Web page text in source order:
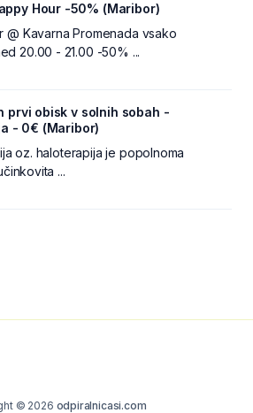
Hour -50% (Maribor)
@ Kavarna Promenada vsako
20.00 - 21.00 -50% ...
prvi obisk v solnih sobah -
- 0€ (Maribor)
oz. haloterapija je popolnoma
...
© 2026 odpiralnicasi.com